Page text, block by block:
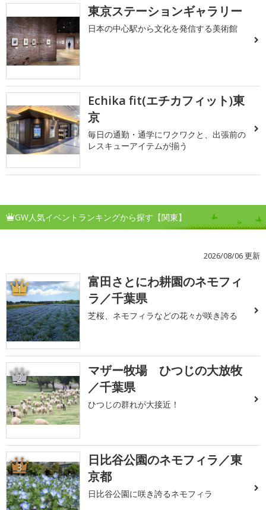
東京ステーションギャラリー
日本の中心駅から文化を発信する美術館
Echika fit(エチカフィット)東
京
毎日の通勤・通学にワクワクと、出張前の
レスキューアイテムが揃う
GW人気イベントランキングから探す【関東】
2026/08/06 更新
1
富田さとにわ耕園のネモフィ
ラ／千葉県
芝桜、ネモフィラなどの花々が咲き誇る
2
マザー牧場 ひつじの大放牧
／千葉県
ひつじの群れが大接近！
3
日比谷公園のネモフィラ／東
京都
日比谷公園に咲き誇るネモフィラ